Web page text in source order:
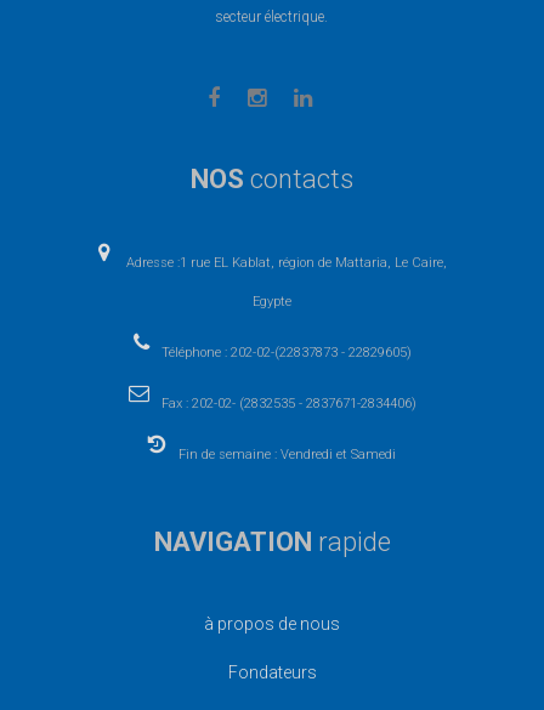
secteur électrique.
NOS contacts
Adresse :1 rue EL Kablat, région de Mattaria, Le Caire,
Egypte
Téléphone : 202-02-(22837873 - 22829605)
Fax : 202-02- (2832535 - 2837671-2834406)
Fin de semaine : Vendredi et Samedi
NAVIGATION rapide
à propos de nous
Fondateurs